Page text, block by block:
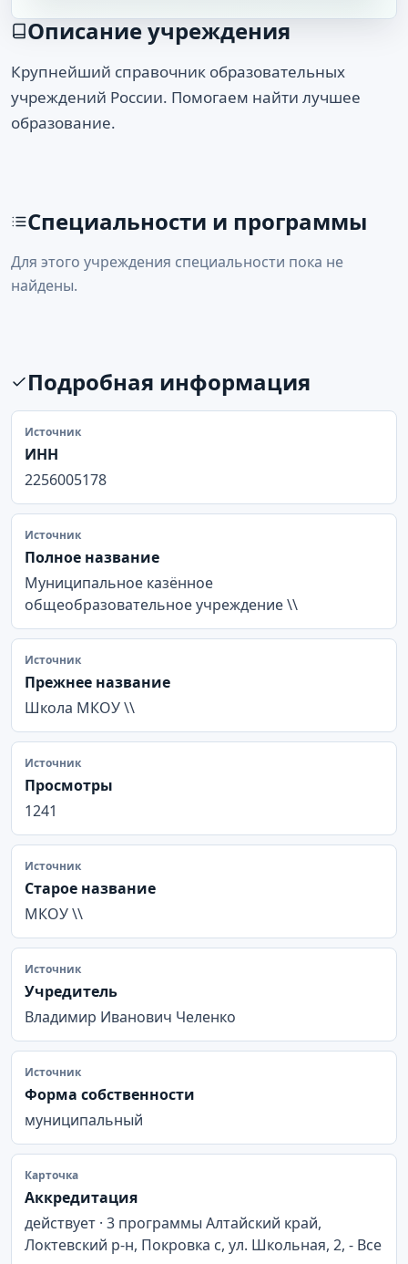
Описание учреждения
Крупнейший справочник образовательных
учреждений России. Помогаем найти лучшее
образование.
Специальности и программы
Для этого учреждения специальности пока не
найдены.
Подробная информация
Источник
ИНН
2256005178
Источник
Полное название
Муниципальное казённое
общеобразовательное учреждение \\
Источник
Прежнее название
Школа МКОУ \\
Источник
Просмотры
1241
Источник
Старое название
МКОУ \\
Источник
Учредитель
Владимир Иванович Челенко
Источник
Форма собственности
муниципальный
Карточка
Аккредитация
действует · 3 программы Алтайский край,
Локтевский р-н, Покровка с, ул. Школьная, 2, - Все